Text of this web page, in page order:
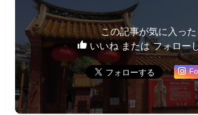
この記事が気に入っ
いいね または フォロー